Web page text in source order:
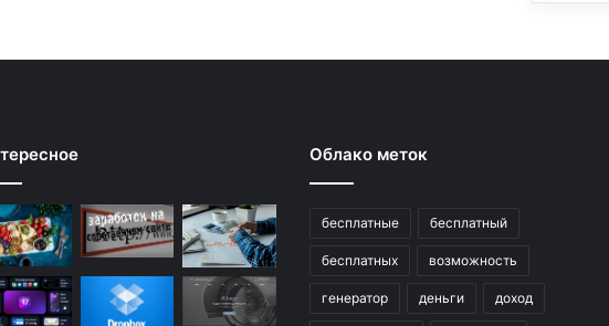
Облако меток
бесплатные бесплатный
бесплатных возможность
генератор деньги доход